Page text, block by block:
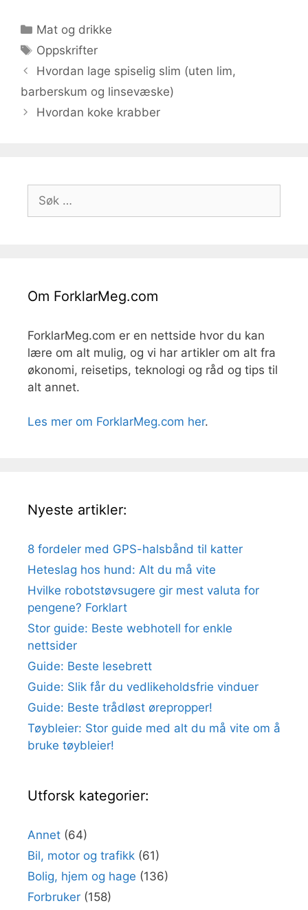
Kategorier
Mat og drikke
Stikkord
Oppskrifter
Hvordan lage spiselig slim (uten lim,
barberskum og linsevæske)
Hvordan koke krabber
etter:
Om ForklarMeg.com
ForklarMeg.com er en nettside hvor du kan
lære om alt mulig, og vi har artikler om alt fra
økonomi, reisetips, teknologi og råd og tips til
alt annet.
Les mer om ForklarMeg.com her.
Nyeste artikler:
8 fordeler med GPS-halsbånd til katter
Heteslag hos hund: Alt du må vite
Hvilke robotstøvsugere gir mest valuta for
pengene? Forklart
Stor guide: Beste webhotell for enkle
nettsider
Guide: Beste lesebrett
Guide: Slik får du vedlikeholdsfrie vinduer
Guide: Beste trådløst ørepropper!
Tøybleier: Stor guide med alt du må vite om å
bruke tøybleier!
Utforsk kategorier:
Annet (64)
Bil, motor og trafikk (61)
Bolig, hjem og hage (136)
Forbruker (158)